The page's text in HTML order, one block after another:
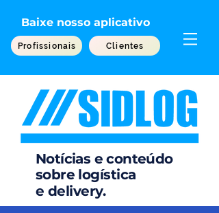
Baixe nosso aplicativo
Profissionais Clientes
Notícias e conteúdo
sobre logística
e delivery.